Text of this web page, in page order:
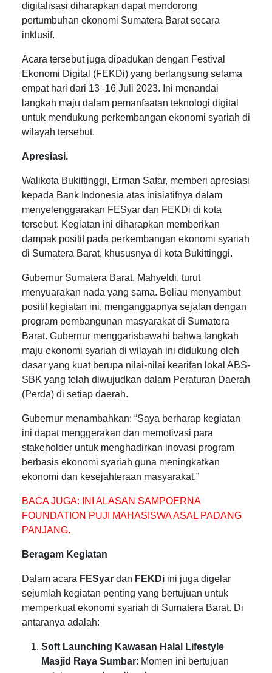
digitalisasi diharapkan dapat mendorong
pertumbuhan ekonomi Sumatera Barat secara
inklusif.
Acara tersebut juga dipadukan dengan Festival
Ekonomi Digital (FEKDi) yang berlangsung selama
empat hari dari 13 -16 Juli 2023. Ini menandai
langkah maju dalam pemanfaatan teknologi digital
untuk mendukung perkembangan ekonomi syariah di
wilayah tersebut.
Apresiasi.
Walikota Bukittinggi, Erman Safar, memberi apresiasi
kepada Bank Indonesia atas inisiatifnya dalam
menyelenggarakan FESyar dan FEKDi di kota
tersebut. Kegiatan ini diharapkan memberikan
dampak positif pada perkembangan ekonomi syariah
di Sumatera Barat, khususnya di kota Bukittinggi.
Gubernur Sumatera Barat, Mahyeldi, turut
menyuarakan nada yang sama. Beliau menyambut
positif kegiatan ini, menganggapnya sejalan dengan
program pembangunan masyarakat di Sumatera
Barat. Gubernur menggarisbawahi bahwa langkah
maju ekonomi syariah di wilayah ini didukung oleh
dasar yang kuat berupa nilai-nilai kearifan lokal ABS-
SBK yang telah diwujudkan dalam Peraturan Daerah
(Perda) di setiap daerah.
Gubernur menambahkan: “Saya berharap kegiatan
ini dapat menggerakan dan memotivasi para
stakeholder untuk menghadirkan inovasi program
berbasis ekonomi syariah guna meningkatkan
ekonomi dan kesejahteraan masyarakat.”
BACA JUGA:
INI ALASAN SAMPOERNA
FOUNDATION PUJI MAHASISWA ASAL PADANG
PANJANG.
Beragam Kegiatan
Dalam acara FESyar dan FEKDi ini juga digelar
sejumlah kegiatan penting yang bertujuan untuk
memperkuat ekonomi syariah di Sumatera Barat. Di
antaranya adalah:
Soft Launching Kawasan Halal Lifestyle
Masjid Raya Sumbar: Momen ini bertujuan